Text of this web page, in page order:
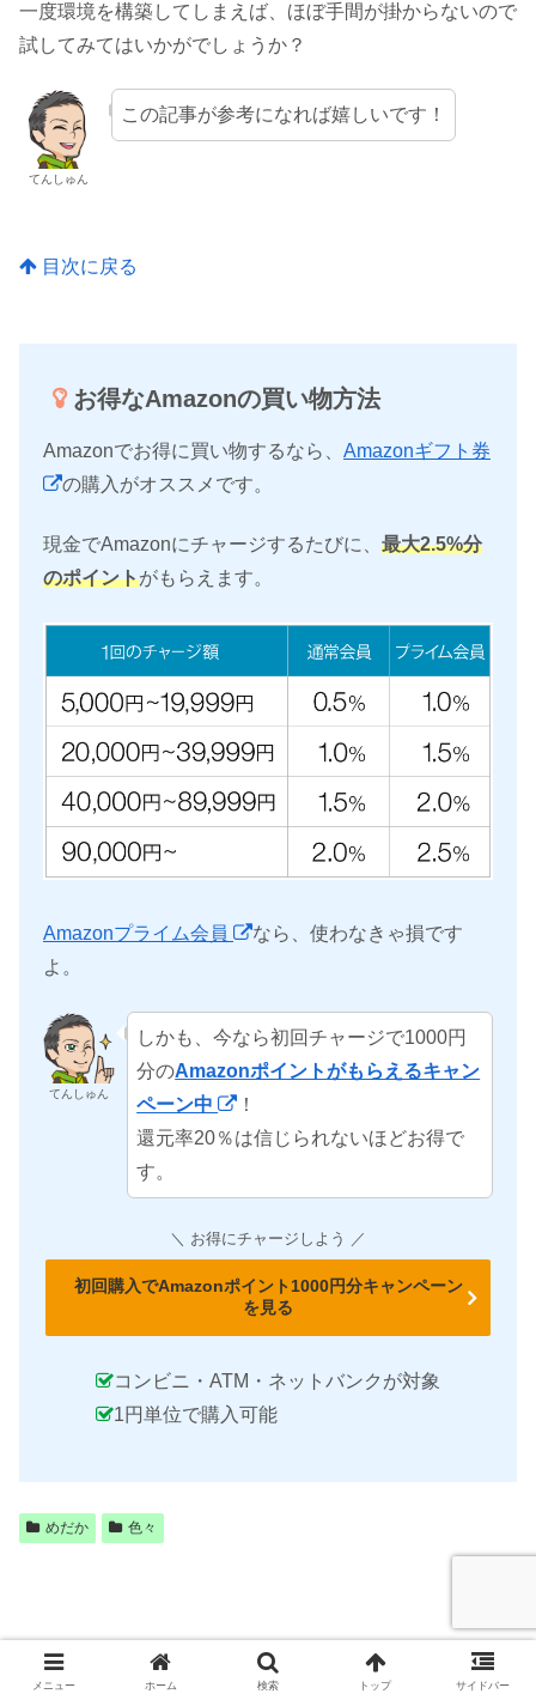
一度環境を構築してしまえば、ほぼ手間が掛からないので
試してみてはいかがでしょうか？
てんしゅん
この記事が参考になれば嬉しいです！
目次に戻る
お得なAmazonの買い物方法
Amazonでお得に買い物するなら、 Amazonギフト券
の購入がオススメです。
現金でAmazonにチャージするたびに、 最大2.5%分
のポイントがもらえます。
Amazonプライム会員
なら、使わなきゃ損です
よ。
てんしゅん
しかも、今なら初回チャージで1000円
分のAmazonポイントがもらえるキャン
ペーン中
！
還元率20％は信じられないほどお得で
す。
＼ お得にチャージしよう ／
初回購入でAmazonポイント1000円分キャンペーン
を見る
コンビニ・ATM・ネットバンクが対象
1円単位で購入可能
めだか 色々
メニュー ホーム 検索 トップ サイドバー